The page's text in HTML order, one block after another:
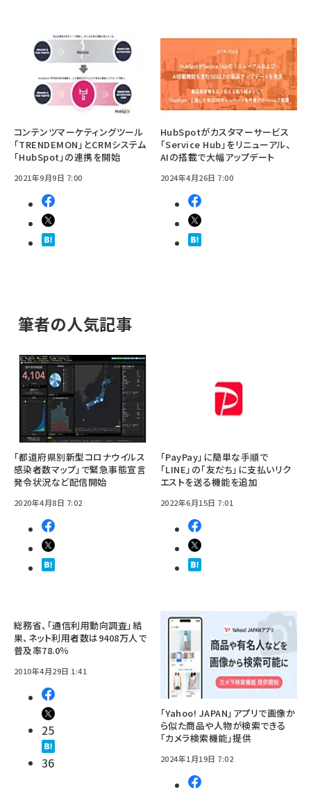
コンテンツマーケティングツール
「TRENDEMON」とCRMシステム
「HubSpot」の連携を開始
2021年9月9日 7:00
HubSpotがカスタマーサービス
「Service Hub」をリニューアル、
AIの搭載で大幅アップデート
2024年4月26日 7:00
筆者の人気記事
「都道府県別新型コロナウイルス
感染者数マップ」で緊急事態宣言
発令状況など配信開始
2020年4月8日 7:02
「PayPay」に簡単な手順で
「LINE」の「友だち」に支払いリク
エストを送る機能を追加
2022年6月15日 7:01
総務省、「通信利用動向調査」結
果、ネット利用者数は9408万人で
普及率78.0％
2010年4月29日 1:41
25
36
「Yahoo! JAPAN」アプリで画像か
ら似た商品や人物が検索できる
「カメラ検索機能」提供
2024年1月19日 7:02